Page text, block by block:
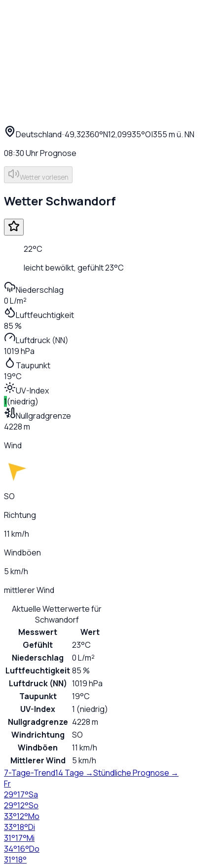
Deutschland··49,32360°N12,09935°O|355m ü. NN
08:30UhrPrognose
Wetter vorlesen
WetterSchwandorf
22°C
leicht bewölkt, gefühlt23°C
Niederschlag
0 L/m²
Luftfeuchtigkeit
85 %
Luftdruck (NN)
1019 hPa
Taupunkt
19°C
UV-Index
1(niedrig)
Nullgradgrenze
4228 m
Wind
SO
Richtung
11 km/h
Windböen
5 km/h
mittlerer Wind
Aktuelle Wetterwerte für
Schwandorf
Messwert
Wert
Gefühlt
23°C
Niederschlag
0 L/m²
Luftfeuchtigkeit85 %
Luftdruck (NN) 1019 hPa
Taupunkt
19°C
UV-Index
1 (niedrig)
Nullgradgrenze 4228 m
Windrichtung
SO
Windböen
11 km/h
Mittlerer Wind
5 km/h
7-Tage-Trend14 Tage →Stündliche Prognose →
Fr
29°17°Sa
29°12°So
33°12°Mo
33°18°Di
31°17°Mi
34°16°Do
31°18°